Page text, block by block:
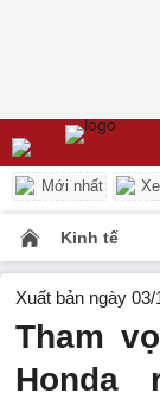
Mới nhất
Kinh tế
Xuất bản ngày
Tham